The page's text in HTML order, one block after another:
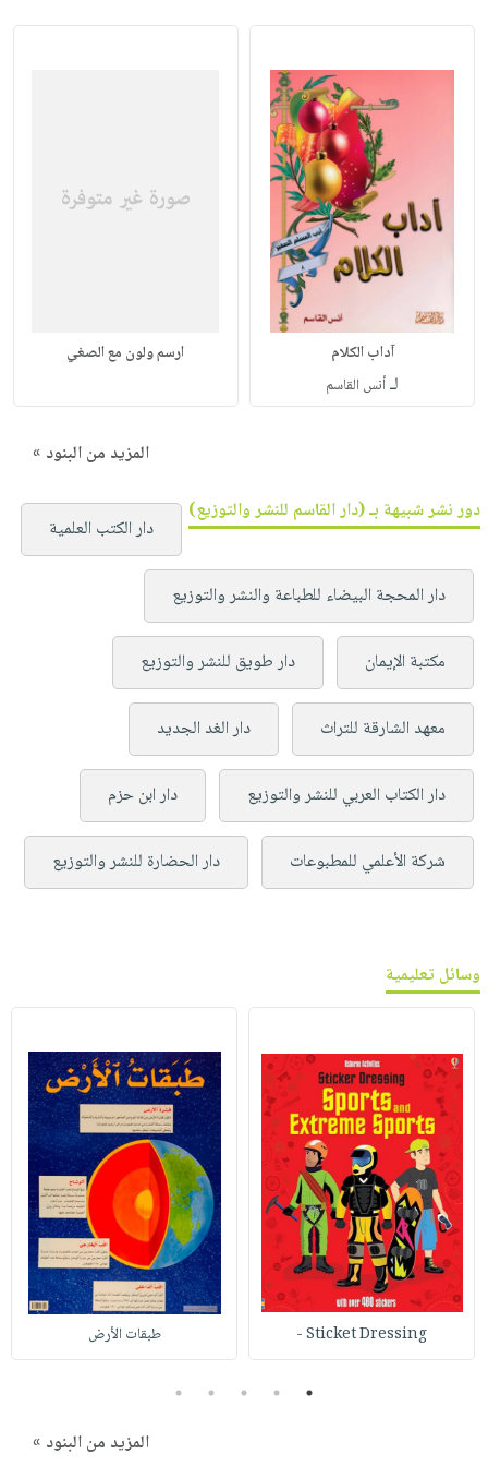
آداب الكلام
لـأنس القاسم
ارسم ولون مع الصغي
المزيد من البنود »
دور نشر شبيهة بـ (دار القاسم للنشر والتوزيع)
دار الكتب العلمية
دار المحجة البيضاء للطباعة والنشر والتوزيع
مكتبة الإيمان دار طويق للنشر والتوزيع
معهد الشارقة للتراث دار الغد الجديد
دار الكتاب العربي للنشر والتوزيع دار ابن حزم
شركة الأعلمي للمطبوعات دار الحضارة للنشر والتوزيع
وسائل تعليمية
Sticket Dressing - طبقات الأرض
1
2
3
4
5
المزيد من البنود »